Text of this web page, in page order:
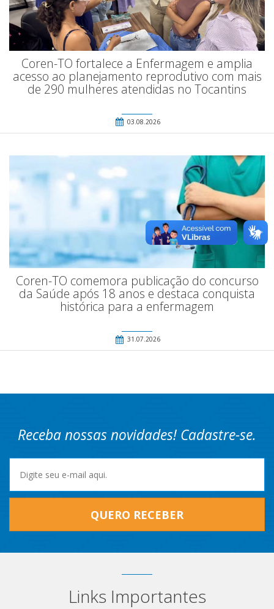
Coren-TO fortalece a Enfermagem e amplia
acesso ao planejamento reprodutivo com mais
de 290 mulheres atendidas no Tocantins
03.08.2026
Coren-TO comemora publicação do concurso
da Saúde após 18 anos e destaca conquista
histórica para a enfermagem
31.07.2026
Receba nossas novidades! Cadastre-se.
QUERO RECEBER
Links Importantes